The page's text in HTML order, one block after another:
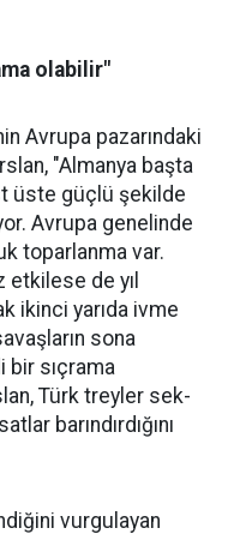
olabilir"
Avrupa pazarındaki
"Almanya başta
üste güçlü şe­kilde
Avrupa genelinde
toparlanma var.
de yıl
ikinci yarıda ivme
sona
bir sıçrama
Türk treyler sek­
barındırdığını
vurgulayan